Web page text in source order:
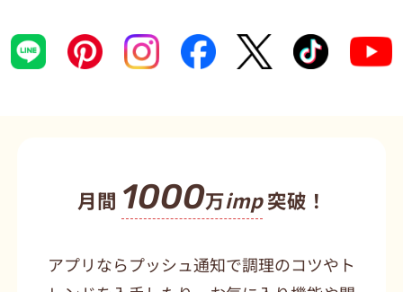
月間 1000万imp突破！
アプリならプッシュ通知で調理のコツやト